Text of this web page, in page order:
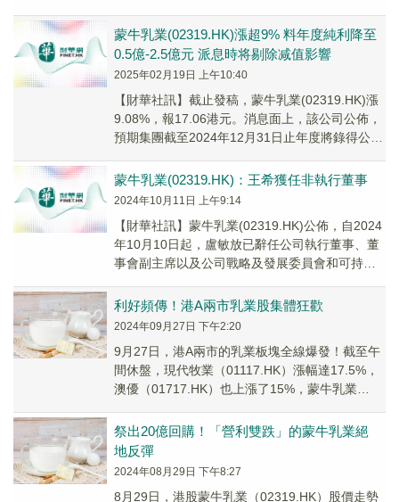
蒙牛乳業(02319.HK)漲超9% 料年度純利降至
0.5億-2.5億元 派息時将剔除减值影響
2025年02月19日 上午10:40
【財華社訊】截止發稿，蒙牛乳業(02319.HK)漲
9.08%，報17.06港元。消息面上，該公司公佈，
預期集團截至2024年12月31日止年度將錄得公司
蒙牛乳業(02319.HK)：王希獲任非執行董事
2024年10月11日 上午9:14
【財華社訊】蒙牛乳業(02319.HK)公佈，自2024
年10月10日起，盧敏放已辭任公司執行董事、董
事會副主席以及公司戰略及發展委員會和可持續
利好頻傳！港A兩市乳業股集體狂歡
2024年09月27日 下午2:20
9月27日，港A兩市的乳業板塊全線爆發！截至午
間休盤，現代牧業（01117.HK）漲幅達17.5%，
澳優（01717.HK）也上漲了15%，蒙牛乳業
祭出20億回購！「營利雙跌」的蒙牛乳業絕
地反彈
2024年08月29日 下午8:27
8月29日，港股蒙牛乳業（02319.HK）股價走勢